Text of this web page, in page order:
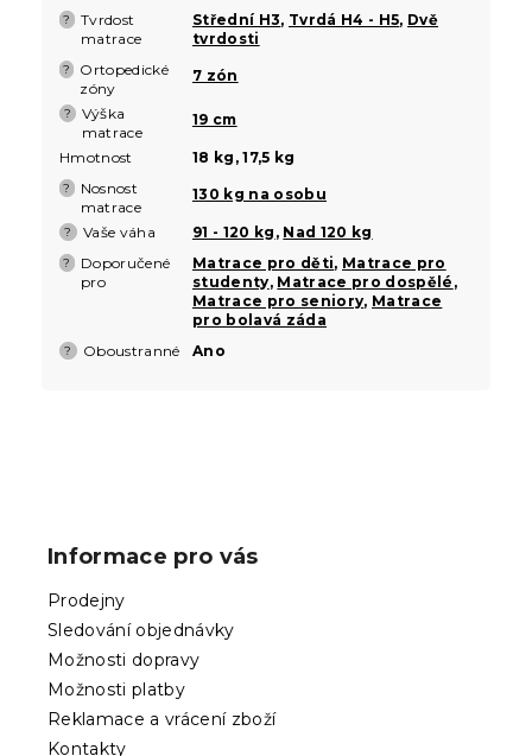
?
Tvrdost
matrace
Střední H3, Tvrdá H4 - H5, Dvě
tvrdosti
?
Ortopedické
zóny
7 zón
?
Výška
matrace
19 cm
Hmotnost 18 kg, 17,5 kg
?
Nosnost
matrace
130 kg na osobu
? Vaše váha 91 - 120 kg , Nad 120 kg
?
Doporučené
pro
Matrace pro děti, Matrace pro
studenty, Matrace pro dospělé ,
Matrace pro seniory, Matrace
pro bolavá záda
? Oboustranné Ano
Informace pro vás
Prodejny
Sledování objednávky
Možnosti dopravy
Možnosti platby
Reklamace a vrácení zboží
Kontakty